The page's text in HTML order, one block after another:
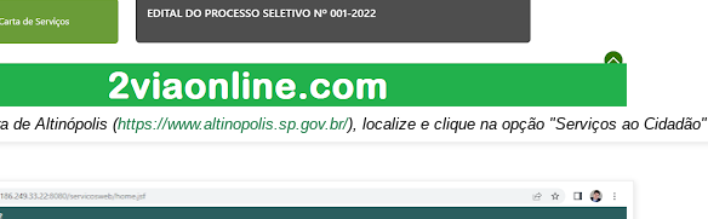
de Altinópolis (https://www.altinopolis.sp.gov.br/), localize e clique na opção "Serviços ao Cidadão"